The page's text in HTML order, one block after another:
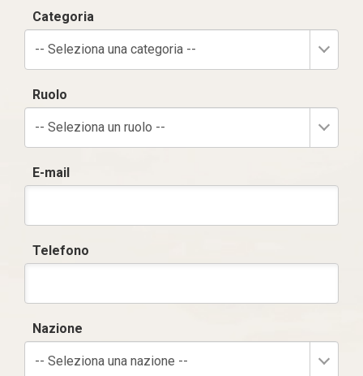
Categoria
-- Seleziona una categoria --
Ruolo
-- Seleziona un ruolo --
E-mail
Telefono
Nazione
-- Seleziona una nazione --